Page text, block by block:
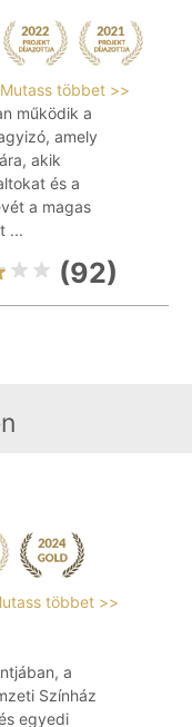
Mutass többet >>
működik a
amely
akik
és a
a magas
...
(92)
többet >>
a
Színház
egyedi